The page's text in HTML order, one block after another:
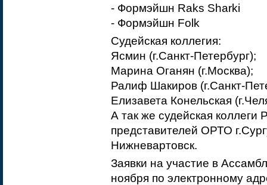
- Формэйшн Raks Sharki
- Формэйшн Folk
Судейская коллегия:
Ясмин (г.Санкт-Петербург);
Марина Оганян (г.Москва);
Ралиф Шакиров (г.Санкт-
Елизавета Конельская
А так же судейская коллеги
представителей ОРТО
Нижневартовск.
Заявки на участие в
ноября по электронному